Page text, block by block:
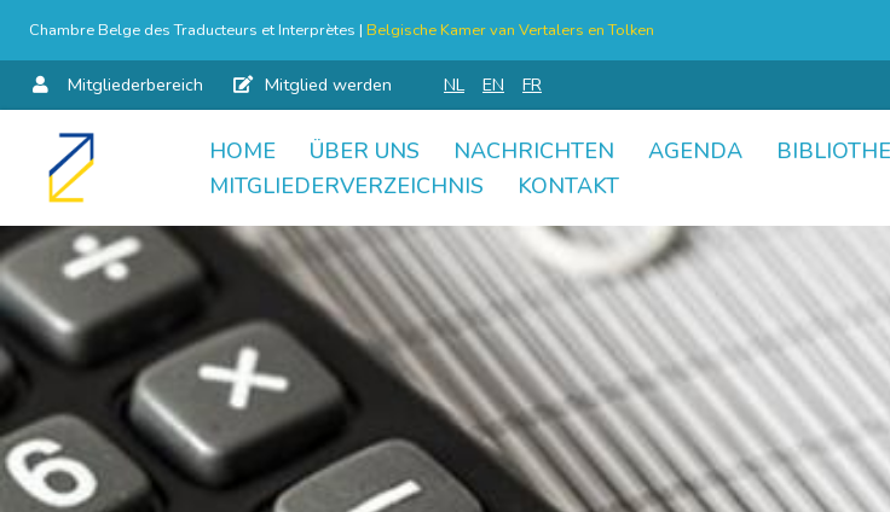
Chambre Belge des Traducteurs et Interprètes | Belgische Kamer van Vertalers en Tolken
Mitgliederbereich Mitglied werden NL EN FR
Skip
content
HOME ÜBER UNS NACHRICHTEN AGENDA
MITGLIEDERVERZEICHNIS
KONTAKT